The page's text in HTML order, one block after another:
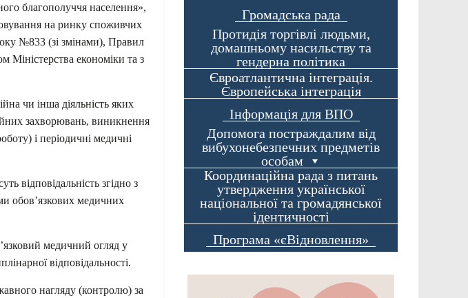
благополуччя населення»,
на ринку споживчих
№833 (зі змінами), Правил
Міністерства економіки та з
чи інша діяльність яких
захворювань, виникнення
і періодичні медичні
відповідальність згідно з
обов’язкових медичних
медичний огляд у
відповідальності.
нагляду (контролю) за
Громадська рада
Протидія торгівлі людьми,
домашньому насильству та
гендерна політика
Євроатлантична інтеграція.
Європейська інтеграція
Інформація для ВПО
Допомога постраждалим від
вибухонебезпечних предметів
особам
Координаційна рада з питань
утвердження української
національної та громадянської
ідентичності
Програма «єВідновлення»